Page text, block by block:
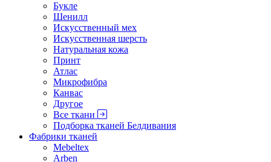
Букле
Шенилл
Искусственный мех
Искусственная шерсть
Натуральная кожа
Принт
Атлас
Микрофибра
Канвас
Другое
Все ткани
Подборка тканей Белдивания
Фабрики тканей
Mebeltex
Arben